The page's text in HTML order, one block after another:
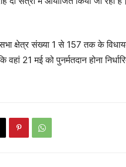
क्षेत्र संख्या 1 से 157 तक के
वहां 21 मई को पुनर्मतदान होना